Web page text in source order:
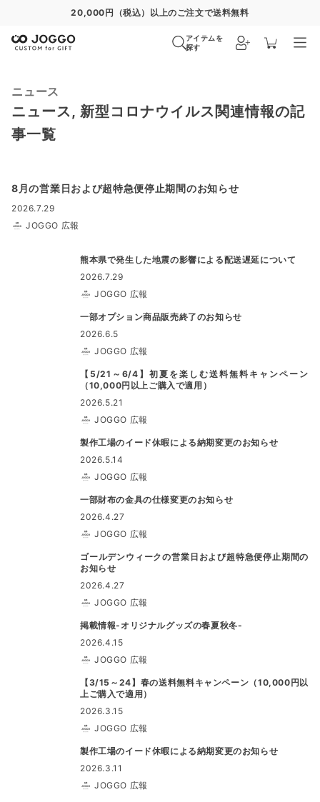
20,000円（税込）以上のご注文で送料無料
アイテムを
探す
ニュース
ニュース, 新型コロナウイルス関連情報の記
事一覧
8月の営業日および超特急便停止期間のお知らせ
2026.7.29
JOGGO 広報
熊本県で発生した地震の影響による配送遅延について
2026.7.29
JOGGO 広報
一部オプション商品販売終了のお知らせ
2026.6.5
JOGGO 広報
【5/21～6/4】初夏を楽しむ送料無料キャンペーン
（10,000円以上ご購入で適用）
2026.5.21
JOGGO 広報
製作工場のイード休暇による納期変更のお知らせ
2026.5.14
JOGGO 広報
一部財布の金具の仕様変更のお知らせ
2026.4.27
JOGGO 広報
ゴールデンウィークの営業日および超特急便停止期間の
お知らせ
2026.4.27
JOGGO 広報
掲載情報-オリジナルグッズの春夏秋冬-
2026.4.15
JOGGO 広報
【3/15～24】春の送料無料キャンペーン（10,000円以
上ご購入で適用）
2026.3.15
JOGGO 広報
製作工場のイード休暇による納期変更のお知らせ
2026.3.11
JOGGO 広報